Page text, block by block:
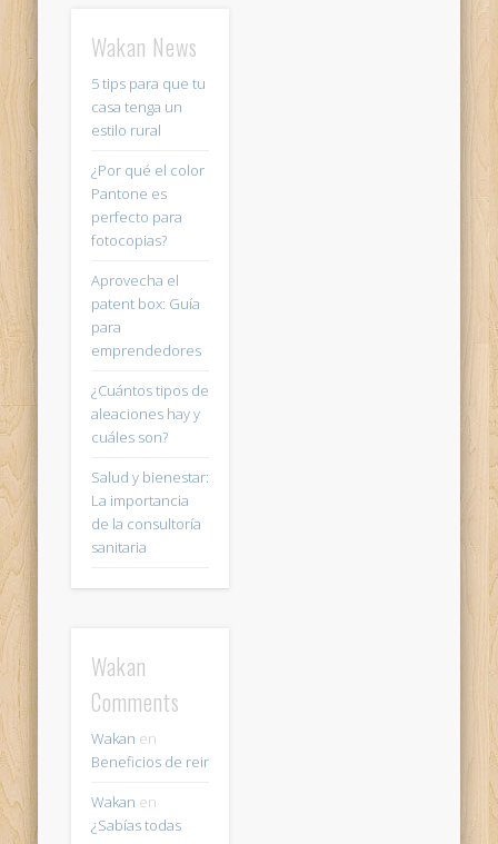
Wakan News
5 tips para que tu
casa tenga un
estilo rural
¿Por qué el color
Pantone es
perfecto para
fotocopias?
Aprovecha el
patent box: Guía
para
emprendedores
¿Cuántos tipos de
aleaciones hay y
cuáles son?
Salud y bienestar:
La importancia
de la consultoría
sanitaria
Wakan
Comments
Wakan en
Beneficios de reir
Wakan en
¿Sabías todas